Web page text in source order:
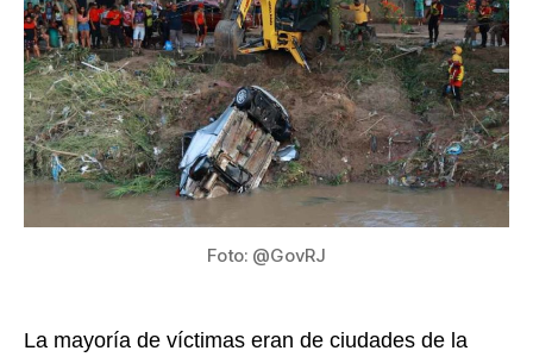
en
Río
de
Foto: @GovRJ
La mayoría de víctimas eran de ciudades de la